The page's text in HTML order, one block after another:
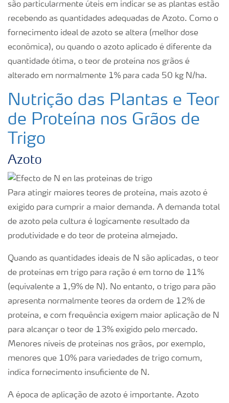
são particularmente úteis em indicar se as plantas estão
recebendo as quantidades adequadas de Azoto. Como o
fornecimento ideal de azoto se altera (melhor dose
econômica), ou quando o azoto aplicado é diferente da
quantidade ótima, o teor de proteína nos grãos é
alterado em normalmente 1% para cada 50 kg N/ha.
Nutrição das Plantas e Teor
de Proteína nos Grãos de
Trigo
Azoto
Para atingir maiores teores de proteína, mais azoto é
exigido para cumprir a maior demanda. A demanda total
de azoto pela cultura é logicamente resultado da
produtividade e do teor de proteína almejado.
Quando as quantidades ideais de N são aplicadas, o teor
de proteínas em trigo para ração é em torno de 11%
(equivalente a 1,9% de N). No entanto, o trigo para pão
apresenta normalmente teores da ordem de 12% de
proteína, e com frequência exigem maior aplicação de N
para alcançar o teor de 13% exigido pelo mercado.
Menores níveis de proteínas nos grãos, por exemplo,
menores que 10% para variedades de trigo comum,
indica fornecimento insuficiente de N.
A época de aplicação de azoto é importante. Azoto